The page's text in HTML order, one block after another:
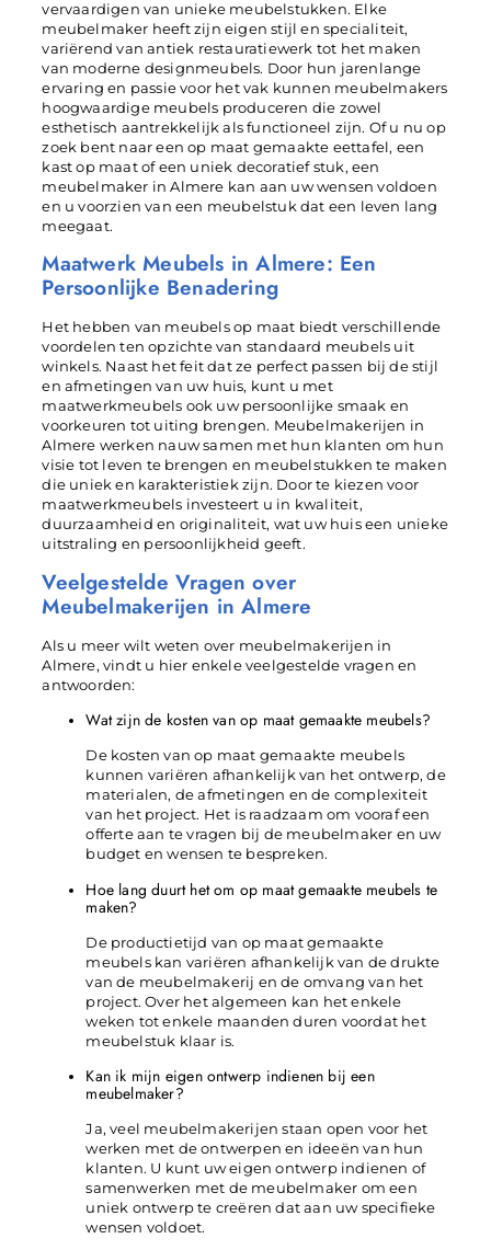
vervaardigen van unieke meubelstukken. Elke
meubelmaker heeft zijn eigen stijl en specialiteit,
variërend van antiek restauratiewerk tot het maken
van moderne designmeubels. Door hun jarenlange
ervaring en passie voor het vak kunnen meubelmakers
hoogwaardige meubels produceren die zowel
esthetisch aantrekkelijk als functioneel zijn. Of u nu op
zoek bent naar een op maat gemaakte eettafel, een
kast op maat of een uniek decoratief stuk, een
meubelmaker in Almere kan aan uw wensen voldoen
en u voorzien van een meubelstuk dat een leven lang
meegaat.
Maatwerk Meubels in Almere: Een
Persoonlijke Benadering
Het hebben van meubels op maat biedt verschillende
voordelen ten opzichte van standaard meubels uit
winkels. Naast het feit dat ze perfect passen bij de stijl
en afmetingen van uw huis, kunt u met
maatwerkmeubels ook uw persoonlijke smaak en
voorkeuren tot uiting brengen. Meubelmakerijen in
Almere werken nauw samen met hun klanten om hun
visie tot leven te brengen en meubelstukken te maken
die uniek en karakteristiek zijn. Door te kiezen voor
maatwerkmeubels investeert u in kwaliteit,
duurzaamheid en originaliteit, wat uw huis een unieke
uitstraling en persoonlijkheid geeft.
Veelgestelde Vragen over
Meubelmakerijen in Almere
Als u meer wilt weten over meubelmakerijen in
Almere, vindt u hier enkele veelgestelde vragen en
antwoorden:
Wat zijn de kosten van op maat gemaakte meubels?
De kosten van op maat gemaakte meubels
kunnen variëren afhankelijk van het ontwerp, de
materialen, de afmetingen en de complexiteit
van het project. Het is raadzaam om vooraf een
offerte aan te vragen bij de meubelmaker en uw
budget en wensen te bespreken.
Hoe lang duurt het om op maat gemaakte meubels te
maken?
De productietijd van op maat gemaakte
meubels kan variëren afhankelijk van de drukte
van de meubelmakerij en de omvang van het
project. Over het algemeen kan het enkele
weken tot enkele maanden duren voordat het
meubelstuk klaar is.
Kan ik mijn eigen ontwerp indienen bij een
meubelmaker?
Ja, veel meubelmakerijen staan ​​open voor het
werken met de ontwerpen en ideeën van hun
klanten. U kunt uw eigen ontwerp indienen of
samenwerken met de meubelmaker om een
uniek ontwerp te creëren dat aan uw specifieke
wensen voldoet.